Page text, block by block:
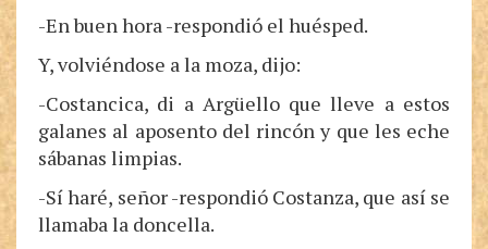
-En buen hora -respondió el huésped.
Y, volviéndose a la moza, dijo:
-Costancica, di a Argüello que lleve a estos
galanes al aposento del rincón y que les eche
sábanas limpias.
-Sí haré, señor -respondió Costanza, que así se
llamaba la doncella.